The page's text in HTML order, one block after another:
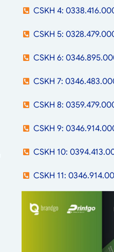
CSKH 4:
CSKH 5:
CSKH 6:
CSKH 7:
CSKH 8:
CSKH 9:
CSKH 10:
CSKH 11: